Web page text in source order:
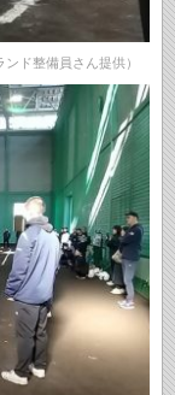
ド整備員さん提供）